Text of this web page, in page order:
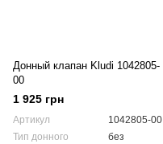
Донный клапан Kludi 1042805-
00
1 925 грн
Артикул
1042805-00
Тип донного
без